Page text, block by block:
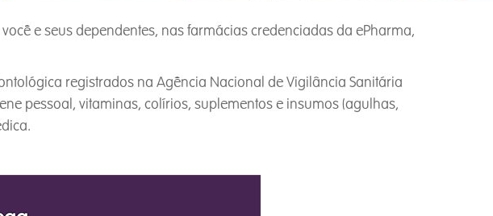
e seus dependentes, nas farmácias credenciadas da ePharma,
registrados na Agência Nacional de Vigilância Sanitária
pessoal, vitaminas, colírios, suplementos e insumos (agulhas,